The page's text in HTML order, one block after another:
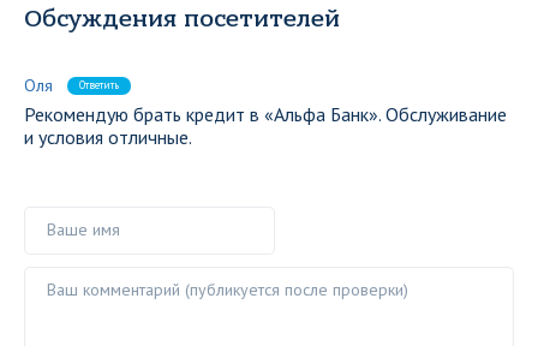
Обсуждения посетителей
Оля Ответить
Рекомендую брать кредит в «Альфа Банк». Обслуживание
и условия отличные.